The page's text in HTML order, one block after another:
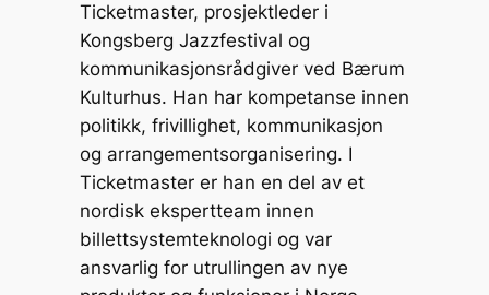
Ticketmaster, prosjektleder i
Kongsberg Jazzfestival og
kommunikasjonsrådgiver ved Bærum
Kulturhus. Han har kompetanse innen
politikk, frivillighet, kommunikasjon
og arrangementsorganisering. I
Ticketmaster er han en del av et
nordisk ekspertteam innen
billettsystemteknologi og var
ansvarlig for utrullingen av nye